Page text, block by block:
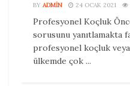
BY ADMIN 24 OCAK 2021
Profesyonel Koçluk
sorusunu yanıtlamakta
profesyonel koçluk
ülkemde çok ...